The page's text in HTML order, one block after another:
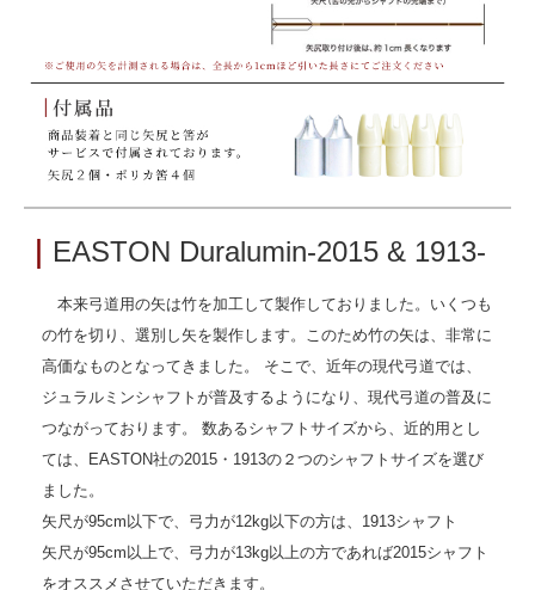
EASTON Duralumin-2015 & 1913-
本来弓道用の矢は竹を加工して製作しておりました。いくつも
の竹を切り、選別し矢を製作します。このため竹の矢は、非常に
高価なものとなってきました。 そこで、近年の現代弓道では、
ジュラルミンシャフトが普及するようになり、現代弓道の普及に
つながっております。 数あるシャフトサイズから、近的用とし
ては、EASTON社の2015・1913の２つのシャフトサイズを選び
ました。
矢尺が95cm以下で、弓力が12kg以下の方は、1913シャフト
矢尺が95cm以上で、弓力が13kg以上の方であれば2015シャフト
をオススメさせていただきます。